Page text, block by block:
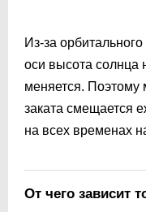
Из-за
оси высота солнца
меняется. Поэтому
заката смещается
на всех временах
От чего зависит